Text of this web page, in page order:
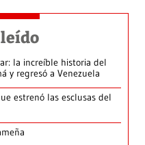
la increíble historia del
y regresó a Venezuela
estrenó las esclusas del